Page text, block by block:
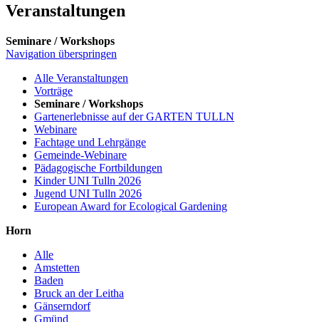
Veranstaltungen
Seminare / Workshops
Navigation überspringen
Alle Veranstaltungen
Vorträge
Seminare / Workshops
Gartenerlebnisse auf der GARTEN TULLN
Webinare
Fachtage und Lehrgänge
Gemeinde-Webinare
Pädagogische Fortbildungen
Kinder UNI Tulln 2026
Jugend UNI Tulln 2026
European Award for Ecological Gardening
Horn
Alle
Amstetten
Baden
Bruck an der Leitha
Gänserndorf
Gmünd